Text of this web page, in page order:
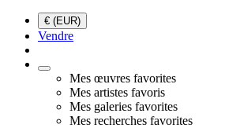
€ (EUR)
Vendre
Mes œuvres favorites
Mes artistes favoris
Mes galeries favorites
Mes recherches favorites